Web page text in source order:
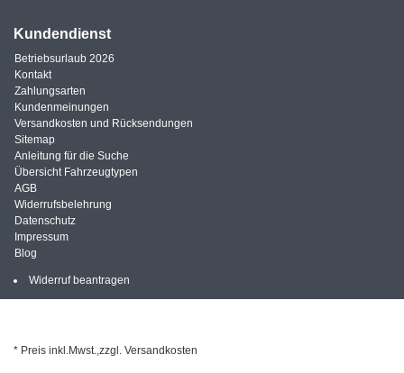
Kundendienst
Betriebsurlaub 2026
Kontakt
Zahlungsarten
Kundenmeinungen
Versandkosten und Rücksendungen
Sitemap
Anleitung für die Suche
Übersicht Fahrzeugtypen
AGB
Widerrufsbelehrung
Datenschutz
Impressum
Blog
Widerruf beantragen
* Preis inkl.Mwst.,zzgl. Versandkosten